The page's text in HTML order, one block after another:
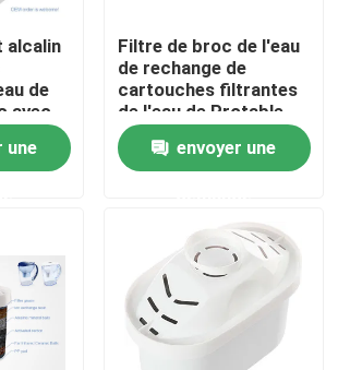
l'eau
de l'eau
Maxtra
alcaline de l'eau
classiques de l'eau
alcalin
de
avec
élevé
une
Filtre de broc de l'eau
de rechange de
cartouches filtrantes
de l'eau de Protable
Maxtra de ménage
envoyer une